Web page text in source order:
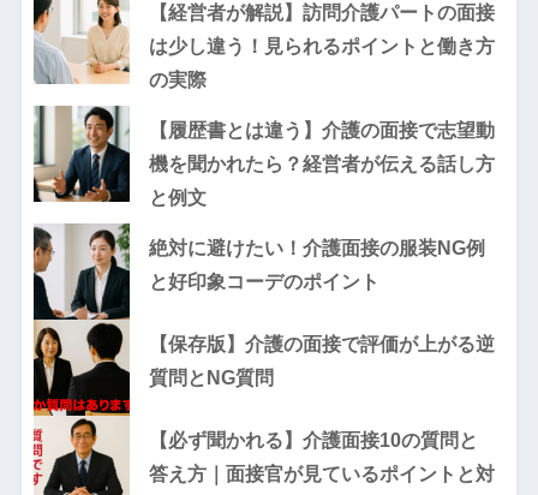
【経営者が解説】訪問介護パートの面接
は少し違う！見られるポイントと働き方
の実際
【履歴書とは違う】介護の面接で志望動
機を聞かれたら？経営者が伝える話し方
と例文
絶対に避けたい！介護面接の服装NG例
と好印象コーデのポイント
【保存版】介護の面接で評価が上がる逆
質問とNG質問
【必ず聞かれる】介護面接10の質問と
答え方｜面接官が見ているポイントと対